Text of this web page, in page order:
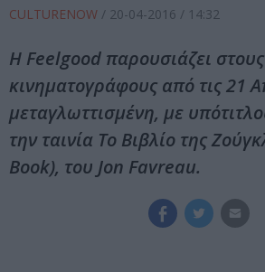
CULTURENOW / 20-04-2016 / 14:32
Η Feelgood παρουσιάζει στους
κινηματογράφους από τις 21
μεταγλωττισμένη, με
την ταινία Το Βιβλίο της
Book), του Jon Favreau.